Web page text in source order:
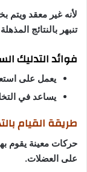
لأنه غير معقد
تنبهر بالنتائج
فوائد التدليك
يعمل على
يساعد في
طريقة القيام
حركات معينة يقوم
على العضلات.